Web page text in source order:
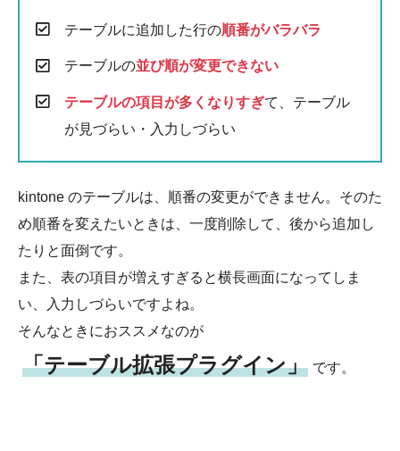
テーブルに追加した行の順番がバラバラ
テーブルの並び順が変更できない
テーブルの項目が多くなりすぎて、テーブル
が見づらい・入力しづらい
kintone のテーブルは、順番の変更ができません。そのた
め順番を変えたいときは、一度削除して、後から追加し
たりと面倒です。
また、表の項目が増えすぎると横長画面になってしま
い、入力しづらいですよね。
そんなときにおススメなのが
「テーブル拡張プラグイン」 です。